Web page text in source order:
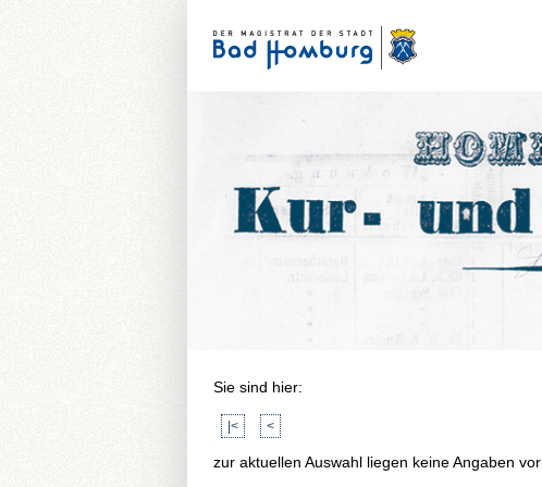
Sie sind hier:
|< <
zur aktuellen Auswahl liegen keine Angaben vor